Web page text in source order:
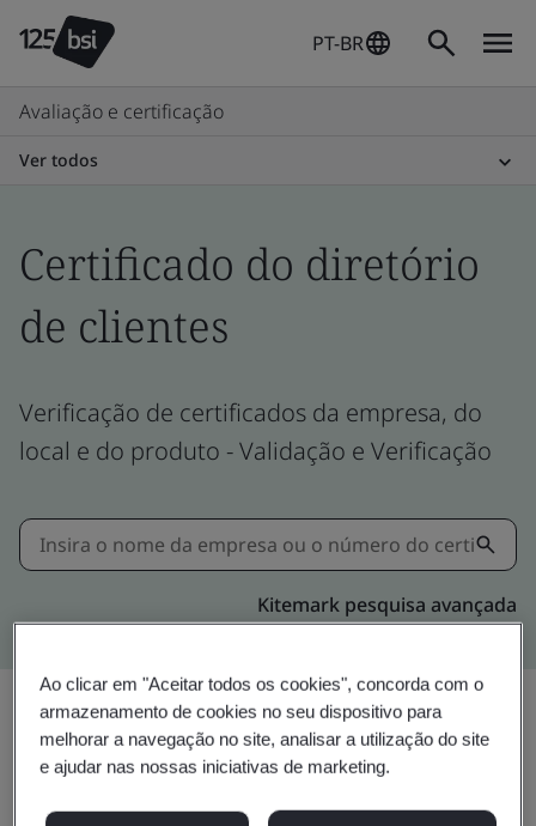
PT-BR
Avaliação e certificação
Ver todos
Certificado do diretório
de clientes
Verificação de certificados da empresa, do
local e do produto - Validação e Verificação
Kitemark pesquisa avançada
Compartilhar: Download
Ao clicar em "Aceitar todos os cookies", concorda com o
armazenamento de cookies no seu dispositivo para
melhorar a navegação no site, analisar a utilização do site
e ajudar nas nossas iniciativas de marketing.